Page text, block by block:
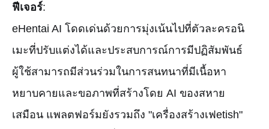
ฟีเจอร์:
eHentai AI โดดเด่นด้วยการมุ่งเน้นไปที่ตัวละครอนิ
เมะที่ปรับแต่งได้และประสบการณ์การมีปฏิสัมพันธ์
ผู้ใช้สามารถมีส่วนร่วมในการสนทนาที่มีเนื้อหา
หยาบคายและขอภาพที่สร้างโดย AI ของสหาย
เสมือน แพลตฟอร์มยังรวมถึง "เครื่องสร้างเฟetish"